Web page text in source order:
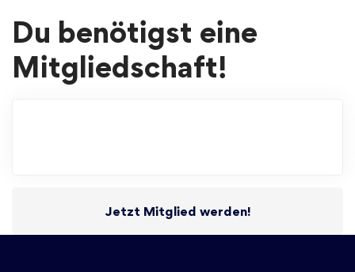
Du benötigst eine
Mitgliedschaft!
Jetzt Mitglied werden!